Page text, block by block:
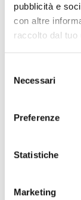
pubblicità e
con altre
raccolto dal tuo
delNecessari
Preferenze
Statistiche
Marketing
Comment puis-je
encore tous les
Proposez-vous
d’emballages